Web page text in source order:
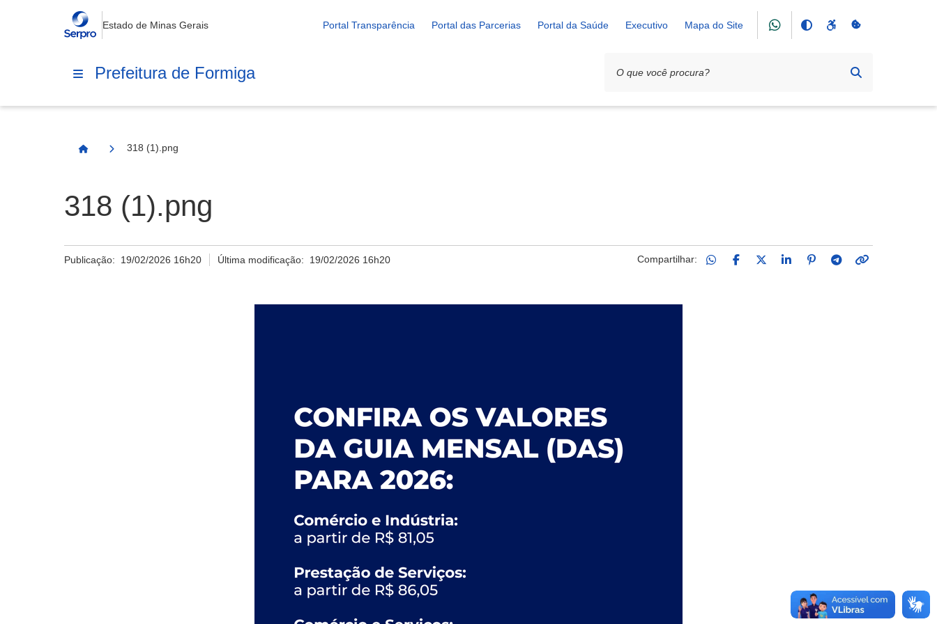
Estado de Minas Gerais Portal Transparência Portal das Parcerias Portal da Saúde Executivo Mapa do Site
Prefeitura de Formiga
Página Inicial
318 (1).png
318 (1).png
Publicação: 19/02/2026 16h20 Última modificação: 19/02/2026 16h20 Compartilhar: